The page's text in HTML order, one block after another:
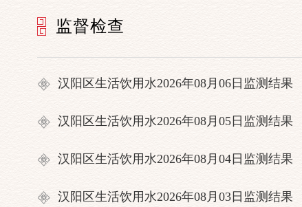
监督检查
汉阳区生活饮用水2026年08月06日监测结果
汉阳区生活饮用水2026年08月05日监测结果
汉阳区生活饮用水2026年08月04日监测结果
汉阳区生活饮用水2026年08月03日监测结果